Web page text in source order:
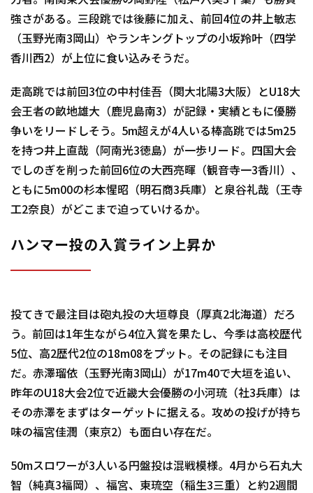
強さがある。三段跳では後藤に加え、前回4位の井上敏志
（玉野光南3岡山）やランキングトップの小坂羚叶（四学
香川西2）が上位に食い込みそうだ。
走高跳では前回3位の中村佳吾（関大北陽3大阪）とU18大
会王者の畝地雄大（鹿児島南3）が記録・実績ともに優勝
争いをリードしそう。5m超えが4人いる棒高跳では5m25
を持つ井上直哉（阿南光3徳島）が一歩リード。四国大会
でしのぎを削った前回6位の大西亮暉（観音寺一3香川）、
ともに5m00の杉本惺昭（明石商3兵庫）と泉谷礼哉（王寺
工2奈良）がどこまで迫っていけるか。
ハンマー投の入賞ライン上昇か
投てきで最注目は砲丸投の大垣尊良（厚真2北海道）だろ
う。前回は1年生ながら4位入賞を果たし、今季は高校歴代
5位、高2歴代2位の18m08をプット。その記録にも注目
だ。赤澤瑠依（玉野光南3岡山）が17m40で大垣を追い、
昨年のU18大会2位で近畿大会優勝の小河琉（社3兵庫）は
その赤澤をまずはターゲットに据える。攻めの投げが持ち
味の福宮佳潤（東京2）も面白い存在だ。
50mスロワーが3人いる円盤投は混戦模様。4月から石丸大
智（純真3福岡）、福宮、東琉空（稲生3三重）と約2週間